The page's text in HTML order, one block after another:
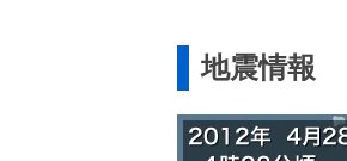
地震情報